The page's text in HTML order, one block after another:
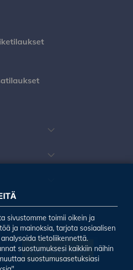
Tilaa uutiskirje
sivustomme toimii oikein ja
ja mainoksia, tarjota sosiaalisen
tietoliikennettä.
suostumuksesi kaikkiin näihin
suostumusasetuksiasi